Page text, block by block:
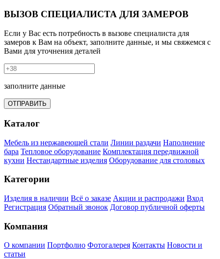
ВЫЗОВ СПЕЦИАЛИСТА ДЛЯ ЗАМЕРОВ
Если у Вас есть потребность в вызове специалиста для
замеров к Вам на объект, заполните данные, и мы свяжемся с
Вами для уточнения деталей
заполните данные
ОТПРАВИТЬ
Каталог
Мебель из нержавеющей стали Линии раздачи Наполнение
бара Тепловое оборудование Комплектация передвижной
кухни Нестандартные изделия Оборудование для столовых
Категории
Изделия в наличии Всё о заказе Акции и распродажи Вход
Регистрация Обратный звонок Договор публичной оферты
Компания
О компании Портфолио Фотогалерея Контакты Новости и
статьи